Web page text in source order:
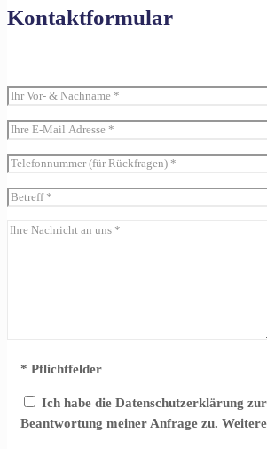
Kontaktformular
* Pflichtfelder
Ich habe die Datenschutzerklärung
Beantwortung meiner Anfrage zu.